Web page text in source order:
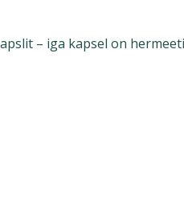
– iga kapsel on